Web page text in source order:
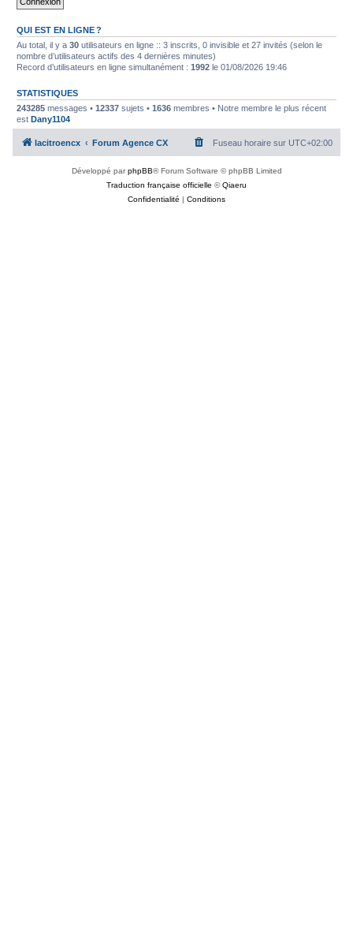
QUI EST EN LIGNE ?
Au total, il y a30 utilisateurs en ligne :: 3 inscrits, 0 invisible et 27 invités (selon le
nombre d’utilisateurs actifs des 4 dernières minutes)
Record d’utilisateurs en ligne simultanément :1992 le 01/08/2026 19:46
STATISTIQUES
243285 messages •12337 sujets •1636 membres • Notre membre le plus récent
estDany1104
lacitroencx Forum Agence CX Fuseau horaire sur UTC+02:00
Développé parphpBB® Forum Software © phpBB Limited
Traduction française officielle ©Qiaeru
Confidentialité | Conditions